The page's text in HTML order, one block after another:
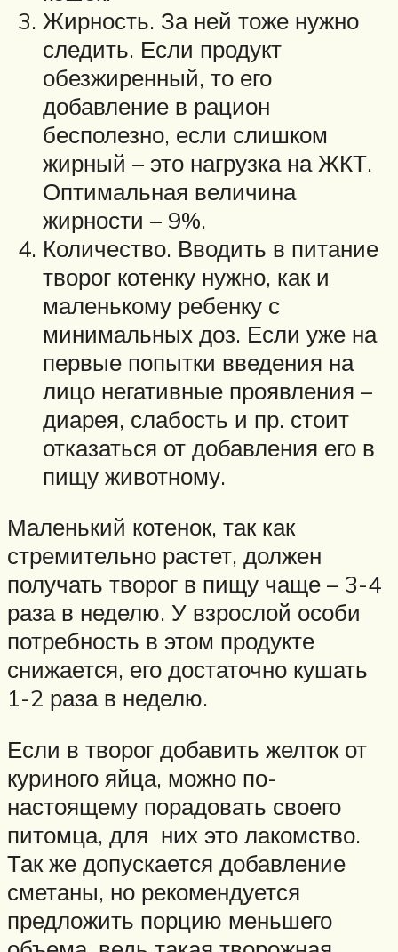
Жирность. За ней тоже нужно
следить. Если продукт
обезжиренный, то его
добавление в рацион
бесполезно, если слишком
жирный – это нагрузка на ЖКТ.
Оптимальная величина
жирности – 9%.
Количество. Вводить в питание
творог котенку нужно, как и
маленькому ребенку с
минимальных доз. Если уже на
первые попытки введения на
лицо негативные проявления –
диарея, слабость и пр. стоит
отказаться от добавления его в
пищу животному.
Маленький котенок, так как
стремительно растет, должен
получать творог в пищу чаще – 3-4
раза в неделю. У взрослой особи
потребность в этом продукте
снижается, его достаточно кушать
1-2 раза в неделю.
Если в творог добавить желток от
куриного яйца, можно по-
настоящему порадовать своего
питомца, для них это лакомство.
Так же допускается добавление
сметаны, но рекомендуется
предложить порцию меньшего